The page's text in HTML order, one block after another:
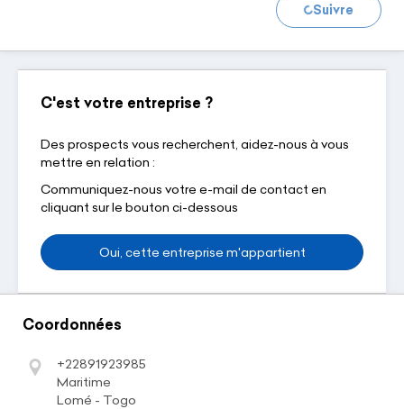
Chargement...Suivre
C'est votre entreprise ?
Des prospects vous recherchent, aidez-nous à vous
mettre en relation :
Communiquez-nous votre e-mail de contact en
cliquant sur le bouton ci-dessous
Oui, cette entreprise m'appartient
Coordonnées
+22891923985
Maritime
Lomé - Togo